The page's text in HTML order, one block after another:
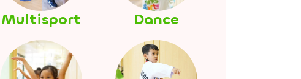
Multisport Dance